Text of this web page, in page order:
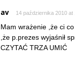
av 14 października 2010 at
Mam wrażenie ,że ci
,że p.prezes wyjaśnił
CZYTAĆ TRZA UMIĆ